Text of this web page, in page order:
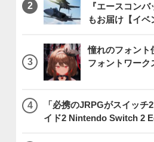
『エースコン
もお届け【イベ
憧れのフォン
フォントワー
「必携のJRPGがスイッ
イド2 Nintendo Switch 2